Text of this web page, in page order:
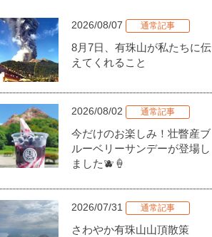
2026/08/07 通常記事
8月7日、有珠山が私たちに伝
えてくれること
2026/08/02 通常記事
今だけのお楽しみ！壮瞥産ブ
ルーベリーサンデーが登場し
ました🫐🍦
2026/07/31 通常記事
さわやか有珠山山頂散策